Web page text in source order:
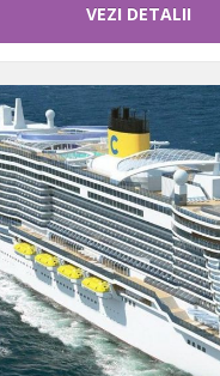
VEZI DETALII